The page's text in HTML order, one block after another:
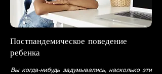
Постпандемическое поведение
ребенка
Вы когда-нибудь задумывались, насколько эти